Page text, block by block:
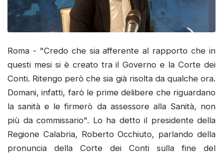
Roma - "Credo che sia afferente al rapporto che in
questi mesi si è creato tra il Governo e la Corte dei
Conti. Ritengo però che sia già risolta da qualche ora.
Domani, infatti, farò le prime delibere che riguardano
la sanità e le firmerò da assessore alla Sanità, non
più da commissario". Lo ha detto il presidente della
Regione Calabria, Roberto Occhiuto, parlando della
pronuncia della Corte dei Conti sulla fine del